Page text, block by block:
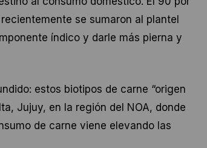
se sumaron al plantel
índico y darle más pierna y
estos biotipos de carne “origen
Jujuy, en la región del NOA, donde
de carne viene elevando las